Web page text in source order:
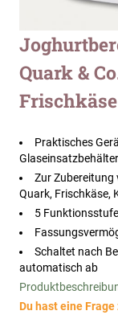
Zum
Anfang
der
Bildergalerie
springen
Quark &
Praktisches
Glaseinsatzbehälter
Zur
Quark, Frischkäse,
5
Schaltet nach
automatisch ab
Du hast eine